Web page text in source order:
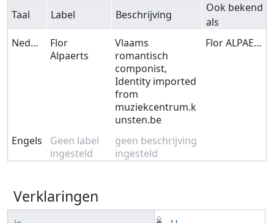
Taal Label Beschrijving
Ook bekend
als
Nederlands
Flor
Alpaerts
Vlaams
romantisch
componist,
Identity imported
from
muziekcentrum.k
unsten.be
Flor ALPAERTS
Engels
Geen label
ingesteld
geen beschrijving
ingesteld
Verklaringen